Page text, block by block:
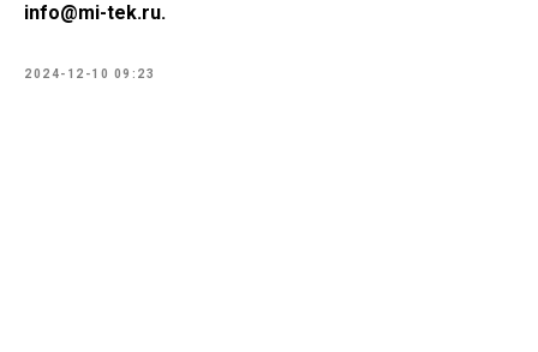
info@mi-tek.ru.
2024-12-10 09:23